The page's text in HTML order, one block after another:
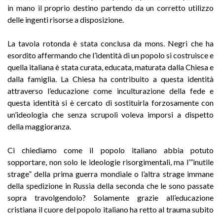
in mano il proprio destino partendo da un corretto utilizzo
delle ingenti risorse a disposizione.
La tavola rotonda è stata conclusa da mons. Negri che ha
esordito affermando che l’identità di un popolo si costruisce e
quella italiana è stata curata, educata, maturata dalla Chiesa e
dalla famiglia. La Chiesa ha contribuito a questa identità
attraverso l’educazione come inculturazione della fede e
questa identità si è cercato di sostituirla forzosamente con
un’ideologia che senza scrupoli voleva imporsi a dispetto
della maggioranza.
Ci chiediamo come il popolo italiano abbia potuto
sopportare, non solo le ideologie risorgimentali, ma l’”inutile
strage” della prima guerra mondiale o l’altra strage immane
della spedizione in Russia della seconda che le sono passate
sopra travolgendolo? Solamente grazie all’educazione
cristiana il cuore del popolo italiano ha retto al trauma subito